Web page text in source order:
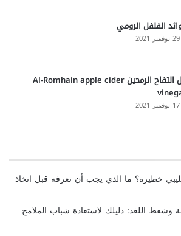
الفلفل الرومي
29 نوفمبر 2021
خل التفاح الرمحين Al-Romhain apple cider
17 نوفمبر 2021
خطيرة؟ ما الذي يجب أن تعرفه قبل اتخاذ
وشفط اللغد: دليلك لاستعادة شباب الملامح